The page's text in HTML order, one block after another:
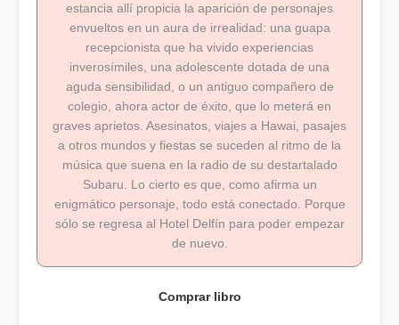
estancia allí propicia la aparición de personajes
envueltos en un aura de irrealidad: una guapa
recepcionista que ha vivido experiencias
inverosímiles, una adolescente dotada de una
aguda sensibilidad, o un antiguo compañero de
colegio, ahora actor de éxito, que lo meterá en
graves aprietos. Asesinatos, viajes a Hawai, pasajes
a otros mundos y fiestas se suceden al ritmo de la
música que suena en la radio de su destartalado
Subaru. Lo cierto es que, como afirma un
enigmático personaje, todo está conectado. Porque
sólo se regresa al Hotel Delfín para poder empezar
de nuevo.
Comprar libro